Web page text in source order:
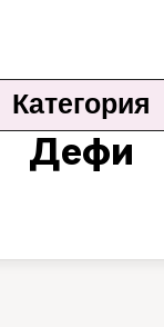
Категория
Дефи